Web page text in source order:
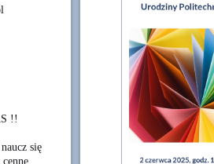
!!
się